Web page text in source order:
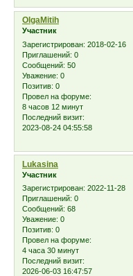
OlgaMitih
Участник
Зарегистрирован: 2018-02-16
Приглашений: 0
Сообщений: 50
Уважение: 0
Позитив: 0
Провел на форуме:
8 часов 12 минут
Последний визит:
2023-08-24 04:55:58
Lukasina
Участник
Зарегистрирован: 2022-11-28
Приглашений: 0
Сообщений: 68
Уважение: 0
Позитив: 0
Провел на форуме:
4 часа 30 минут
Последний визит:
2026-06-03 16:47:57